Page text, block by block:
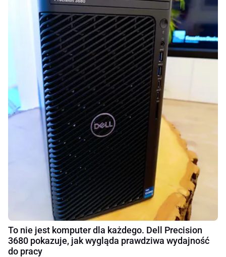
To nie jest komputer dla każdego. Dell Precision
3680 pokazuje, jak wygląda prawdziwa wydajność
do pracy